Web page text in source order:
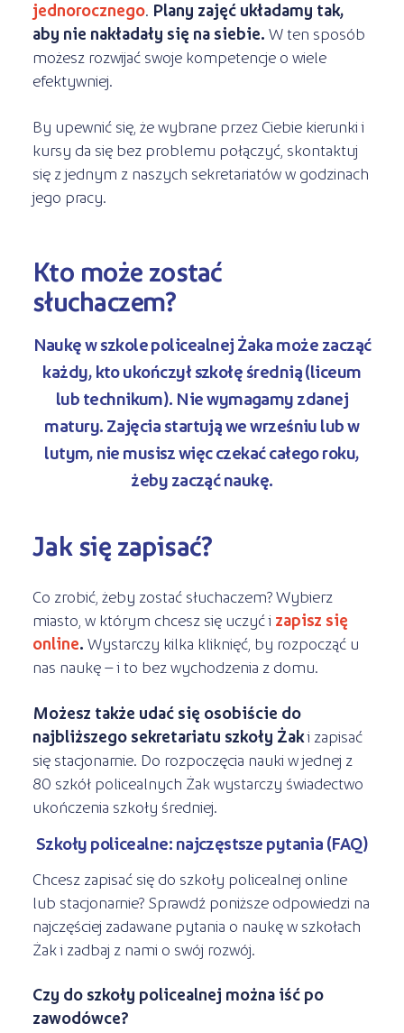
jednorocznego. Plany zajęć układamy tak,
aby nie nakładały się na siebie. W ten sposób
możesz rozwijać swoje kompetencje o wiele
efektywniej.
By upewnić się, że wybrane przez Ciebie kierunki i
kursy da się bez problemu połączyć, skontaktuj
się z jednym z naszych sekretariatów w godzinach
jego pracy.
Kto może zostać
słuchaczem?
Naukę w szkole policealnej Żaka może zacząć
każdy, kto ukończył szkołę średnią(liceum
lub technikum). Nie wymagamy zdanej
matury. Zajęcia startują we wrześniu lub w
lutym, nie musisz więc czekać całego roku,
żeby zacząć naukę.
Jak się zapisać?
Co zrobić, żeby zostać słuchaczem? Wybierz
miasto, w którym chcesz się uczyć i zapisz się
online. Wystarczy kilka kliknięć, by rozpocząć u
nas naukę – i to bez wychodzenia z domu.
Możesz także udać się osobiście do
najbliższego sekretariatu szkoły Żaki zapisać
się stacjonarnie. Do rozpoczęcia nauki w jednej z
80 szkół policealnych Żak wystarczy świadectwo
ukończenia szkoły średniej.
Szkoły policealne: najczęstsze pytania (FAQ)
Chcesz zapisać się do szkoły policealnej online
lub stacjonarnie? Sprawdź poniższe odpowiedzi na
najczęściej zadawane pytania o naukę w szkołach
Żak i zadbaj z nami o swój rozwój.
Czy do szkoły policealnej można iść po
zawodówce?